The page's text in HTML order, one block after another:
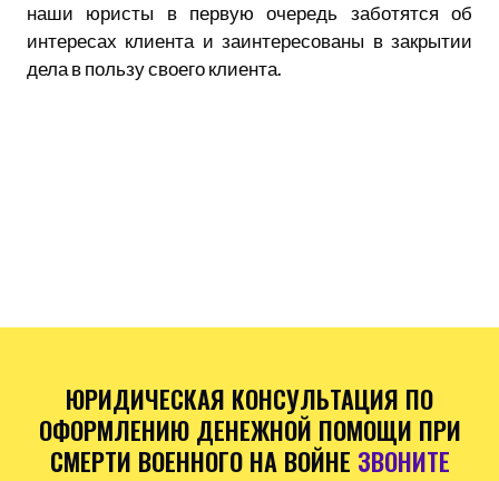
наши юристы в первую очередь заботятся об
интересах клиента и заинтересованы в закрытии
дела в пользу своего клиента.
ЮРИДИЧЕСКАЯ КОНСУЛЬТАЦИЯ ПО
ОФОРМЛЕНИЮ ДЕНЕЖНОЙ ПОМОЩИ ПРИ
СМЕРТИ ВОЕННОГО НА ВОЙНЕ ЗВОНИТЕ